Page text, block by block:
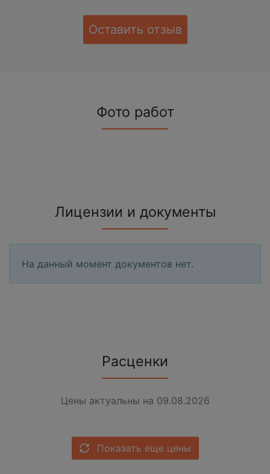
Оставить отзыв
Фото работ
Лицензии и документы
На данный момент документов нет.
Расценки
Цены актуальны на 09.08.2026
Показать еще цены